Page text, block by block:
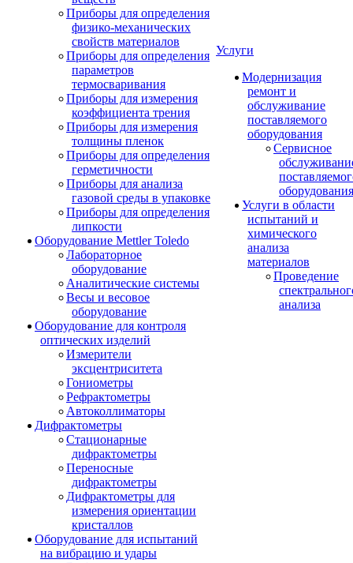
Приборы для определения
физико-механических
свойств материалов
Приборы для определения
параметров
термосваривания
Приборы для измерения
коэффициента трения
Приборы для измерения
толщины пленок
Приборы для определения
герметичности
Приборы для анализа
газовой среды в упаковке
Приборы для определения
липкости
Оборудование Mettler Toledo
Лабораторное
оборудование
Аналитические системы
Весы и весовое
оборудование
Оборудование для контроля
оптических изделий
Измерители
эксцентриситета
Гониометры
Рефрактометры
Автоколлиматоры
Дифрактометры
Стационарные
дифрактометры
Переносные
дифрактометры
Дифрактометры для
измерения ориентации
кристаллов
Оборудование для испытаний
на вибрацию и удары
Услуги
Модернизация
ремонт и
обслуживание
поставляемого
оборудования
Сервисное
оборудования
Услуги в области
испытаний и
химического
анализа
материалов
Проведение
анализа